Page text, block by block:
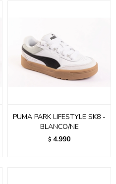
PUMA PARK LIFESTYLE SK8 -
BLANCO/NE
$ 4.990